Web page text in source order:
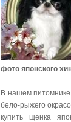
фото японского
В нашем питомнике
бело-рыжего
купить щенка